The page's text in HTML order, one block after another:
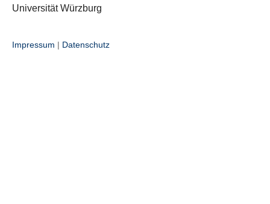
Universität Würzburg
Impressum | Datenschutz